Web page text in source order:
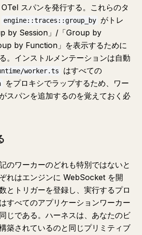
スパンを発行する。これらのタ
engine::traces::group_by
がトレ
by Session」/「Group by
by Function」を表示するために
。インストルメンテーションは自動
worker.ts はすべての
をプロキシでラップするため、ワー
スパンを追加するのを覚えておく必
のワーカーのどれも特別ではないと
れはエンジンに WebSocket を開
とトリガーを登録し、実行するプロ
すべてのアプリケーションワーカー
じである。ハーネスは、あなたのビ
築されているのと同じプリミティブ